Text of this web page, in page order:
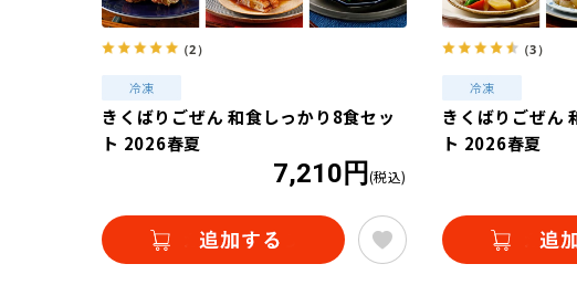
（2）
きくばりごぜん 和食しっかり8食セッ
ト 2026春夏
7,210円 (税込)
（3）
きくばりごぜん
ト 2026春夏